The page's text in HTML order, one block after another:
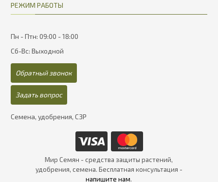
РЕЖИМ РАБОТЫ
Пн - Птн: 09:00 - 18:00
Сб-Вс: Выходной
Обратный звонок
Задать вопрос
Семена, удобрения, СЗР
Мир Семян - средства защиты растений,
удобрения, семена. Бесплатная консультация -
напишите нам.